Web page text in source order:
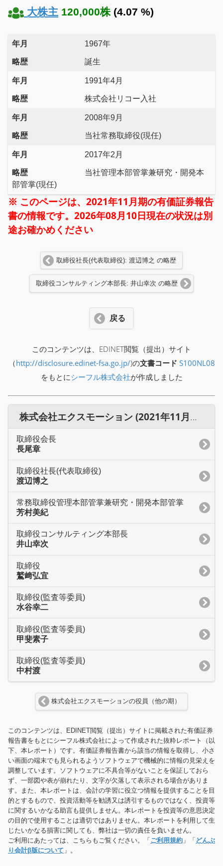
大株主 120,000株 (4.07 %)
年月 1967年
略歴 誕生
年月 1991年4月
略歴 株式会社リコー入社
年月 2008年9月
略歴 当社常務取締役(現任)
年月 2017年2月
略歴
当社管理本部管掌兼研究・開発本
部管掌(現任)
※ このページは、2021年11月期の有価証券報告
書の情報です。2026年08月10日現在の状況は別
途お確かめください
取締役社長(代表取締役): 渡辺博之 の略歴
取締役コンサルティング本部長: 井山幸次 の略歴
戻る
このコンテンツは、EDINET閲覧（提出）サイト
（http://disclosure.edinet-fsa.go.jp/)の文書コード S100NL08
をもとにシーフル株式会社が作成しました
株式会社エクスモーション (2021年11月期) 役員一覧
取締役会長
長尾章
取締役社長(代表取締役)
渡辺博之
常務取締役管理本部管掌兼研究・開発本部管掌
芳村美紀
取締役コンサルティング本部長
井山幸次
取締役
鷲﨑弘宜
取締役(監査等委員)
水谷幸二
取締役(監査等委員)
甲斐素子
取締役(監査等委員)
中村渡
株式会社エクスモーションの役員（他の期）
このコンテンツは、EDINET閲覧（提出）サイトに掲載された有価証券
報告書をもとにシーフル株式会社によって作成された抜粋レポート（以
下、本レポート）です。有価証券報告書から該当の情報を取得し、小さ
い画面の端末でも見られるようソフトウェアで機械的に情報の見栄えを
調整しています。ソフトウェアに不具合等がないことを保証しておら
ず、一部図や表が崩れたり、文字が欠落して表示される場合がありま
す。また、本レポートは、会計の学習に役立つ情報を提供することを目
的とするもので、投資活動等を勧誘又は誘引するものではなく、投資等
に関するいかなる助言も提供しません。本レポートを投資等の意思決定
の目的で使用することは適切ではありません。本レポートを利用して生
じたいかなる損害に関しても、弊社は一切の責任を負いません。
ご利用にあたっては、こちらもご覧ください。「ご利用規約 」「 どんぶ
り会計β版について 」。